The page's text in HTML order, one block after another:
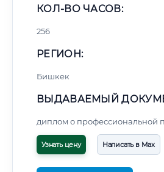
КОЛ-ВО ЧАСОВ:
256
РЕГИОН:
Бишкек
ВЫДАВАЕМЫЙ
диплом о профессиональной
Узнать цену Написать в Max